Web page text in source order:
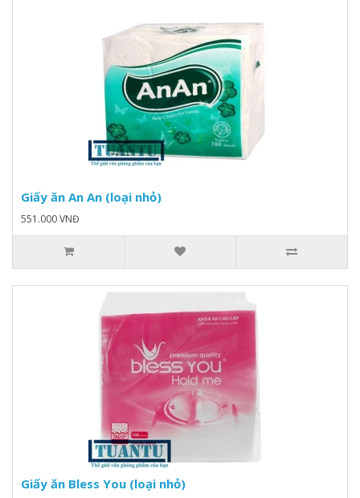
Giấy ăn An An (loại nhỏ)
551.000 VNĐ
Giấy ăn Bless You (loại nhỏ)